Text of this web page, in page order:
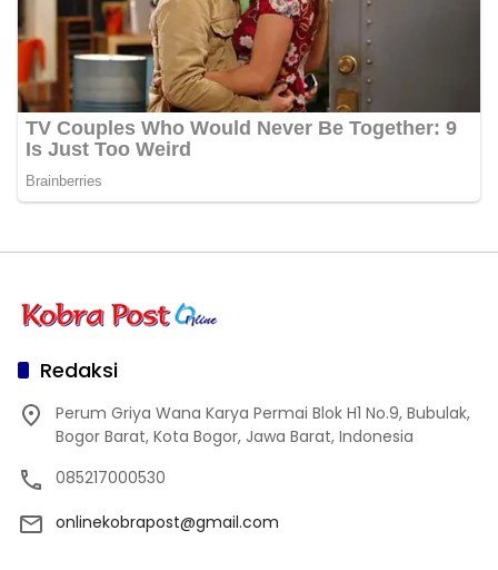
Redaksi
Perum Griya Wana Karya Permai Blok H1 No.9, Bubulak,
Bogor Barat, Kota Bogor, Jawa Barat, Indonesia
085217000530
onlinekobrapost@gmail.com